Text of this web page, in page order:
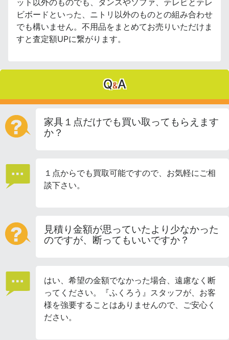
ット以外のものでも、タンスやソファ、テレビとテレ
ビボードといった、ニトリ以外のものとの組み合わせ
でも構いません。不用品をまとめてお売りいただけま
すと査定額UPに繋がります。
Q&A
家具１点だけでも買い取ってもらえます
か？
１点からでも買取可能ですので、お気軽にご相
談下さい。
見積り金額が思っていたより少なかった
のですが、断ってもいいですか？
はい、希望の金額でなかった場合、遠慮なく断
ってください。『ふくろう』スタッフが、お客
様を強要することはありませんので、ご安心く
ださい。